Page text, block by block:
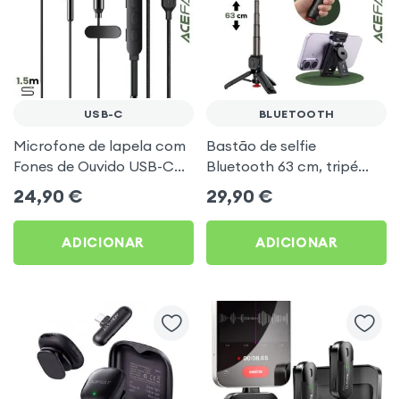
USB-C
Microfone de lapela com
Fones de Ouvido USB-C
Acefast para Vlogs,
TikTok, podcasts
24,90 €
ADICIONAR
BLUETOOTH
Bastão de selfie
Bluetooth 63 cm, tripé
automático - Acefast
29,90 €
ADICIONAR